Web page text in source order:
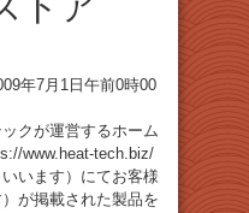
年7月1日午前0時00
クが運営するホーム
www.heat-tech.biz/
います）にてお客様
が掲載された製品を